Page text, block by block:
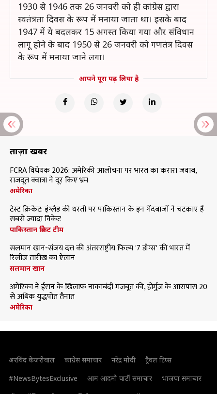
1930 से 1946 तक 26 जनवरी को ही कांग्रेस द्वारा
स्वतंत्रता दिवस के रूप में मनाया जाता था। इसके बाद
1947 में ये बदलकर 15 अगस्त किया गया और संविधान
लागू होने के बाद 1950 से 26 जनवरी को गणतंत्र दिवस
के रूप में मनाया जाने लगा।
आपने पूरा पढ़ लिया है
ताज़ा खबरें
FCRA विधेयक 2026: अमेरिकी आलोचना पर भारत का करारा जवाब,
राजदूत क्वात्रा ने दूर किए भ्रम
अमेरिका
टेस्ट क्रिकेट: इंग्लैंड की धरती पर पाकिस्तान के इन गेंदबाजों ने चटकाए हैं
सबसे ज्यादा विकेट
पाकिस्तान क्रिकेट टीम
सलमान खान-संजय दत्त की अंतरराष्ट्रीय फिल्म '7 डॉग्स' की भारत में
रिलीज तारीख का ऐलान
सलमान खान
अमेरिका ने ईरान के खिलाफ नाकाबंदी मजबूत की, होर्मुज के आसपास 20
से अधिक युद्धपोत तैनात
अमेरिका
अरविंद केजरीवाल कांग्रेस समाचार नरेंद्र मोदी
ट्रैवल टिप्स
#NewsBytesExclusive
आम आदमी पार्टी समाचार
भाजपा समाचार